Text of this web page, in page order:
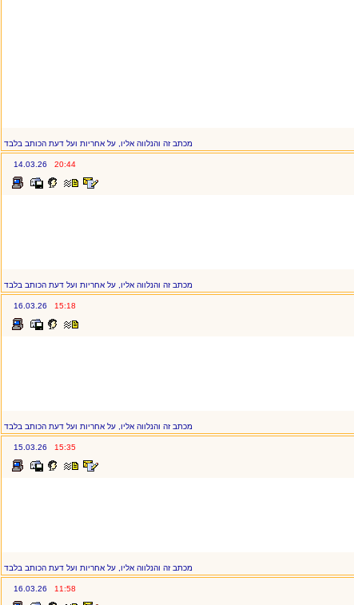
מכתב זה והנלווה אליו, על אחריות ועל דעת הכותב בלבד
20:44
14.03.26
מכתב זה והנלווה אליו, על אחריות ועל דעת הכותב בלבד
15:18
16.03.26
מכתב זה והנלווה אליו, על אחריות ועל דעת הכותב בלבד
15:35
15.03.26
מכתב זה והנלווה אליו, על אחריות ועל דעת הכותב בלבד
11:58
16.03.26